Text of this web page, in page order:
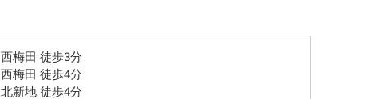
西梅田 徒歩3分
西梅田 徒歩4分
北新地 徒歩4分